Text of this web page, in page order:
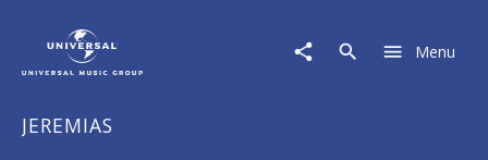
fühl
Menu
JEREMIAS